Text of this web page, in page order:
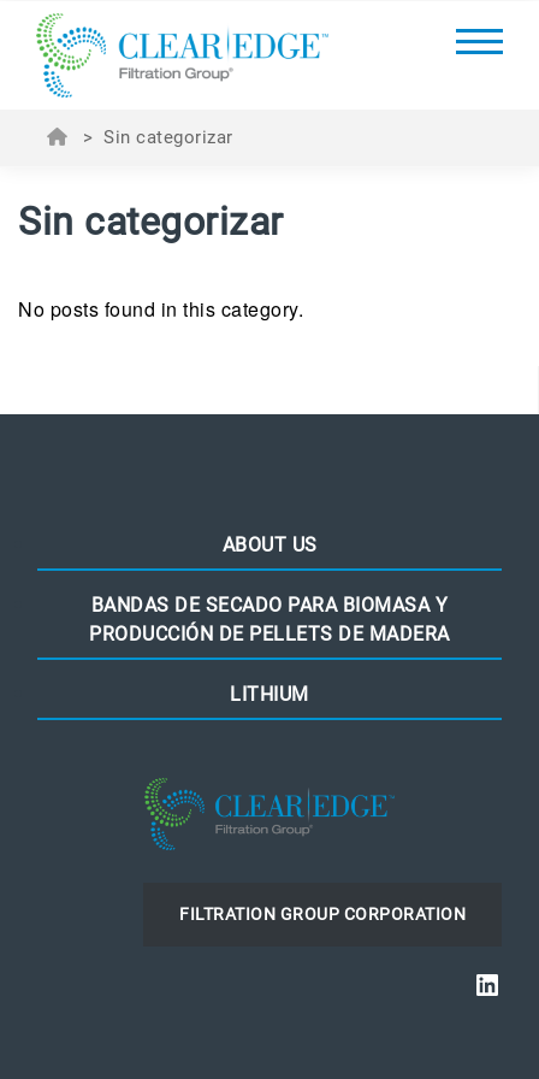
> Sin categorizar
Sin categorizar
No posts found in this category.
ABOUT US
BANDAS DE SECADO PARA BIOMASA Y
PRODUCCIÓN DE PELLETS DE MADERA
LITHIUM
FILTRATION GROUP CORPORATION